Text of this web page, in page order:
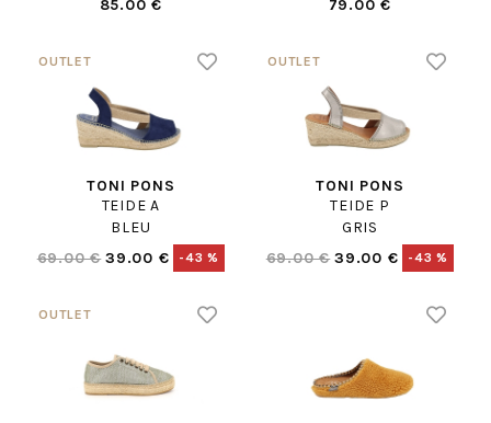
85.00 €
79.00 €
TONI PONS
TEIDE A
BLEU
69.00 € 39.00 € -43 %
TONI PONS
TEIDE P
GRIS
69.00 € 39.00 € -43 %